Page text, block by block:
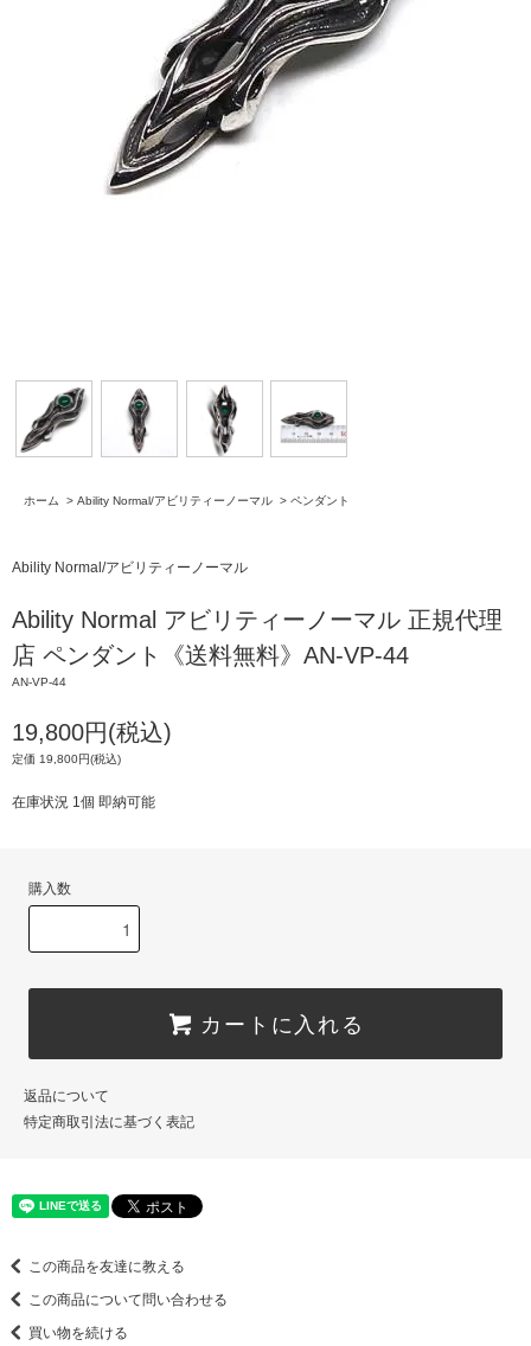
ホーム > Ability Normal/アビリティーノーマル > ペンダント
Ability Normal/アビリティーノーマル
Ability Normal アビリティーノーマル 正規代理
店 ペンダント《送料無料》AN-VP-44
AN-VP-44
19,800円(税込)
定価 19,800円(税込)
在庫状況 1個 即納可能
購入数
カートに入れる
返品について
特定商取引法に基づく表記
この商品を友達に教える
この商品について問い合わせる
買い物を続ける